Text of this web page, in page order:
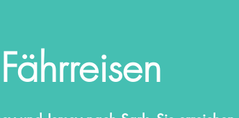
Fährreisen